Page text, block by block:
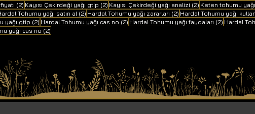
(2) 2 yazı
Kayısı Çekirdeği yağı gtip (2) 2 yazı
Kayısı Çekirdeği yağı analizi (2) 2 yazı
Keten tohumu
yazı Tohumu yağı satın al (2) 2 yazı
Hardal Tohumu yağı zararları (2) 2 yazı
Hardal Tohumu yağı
yağı gtip (2) 2 yazı
Hardal Tohumu yağı cas no (2) 2 yazı
Hardal Tohumu yağı faydaları (2) 2 yazı
Hardal
yağı cas no (2)